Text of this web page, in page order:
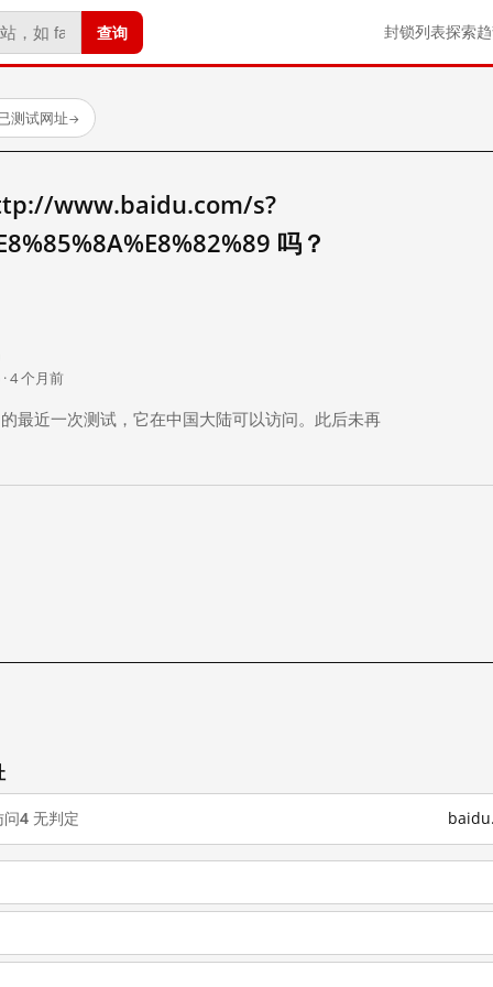
查询 封锁列表探索
测试网址→
www.baidu.com/s?
吗？
4 个月前
最近一次测试，它在中国大陆可以访问。此后未再
问4 无判定